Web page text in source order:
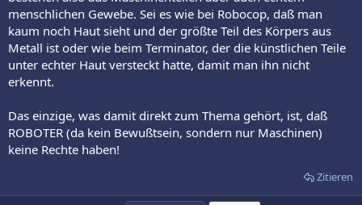
menschlichen Gewebe. Sei es wie bei Robocop, daß man
kaum noch Haut sieht und der größte Teil des Körpers aus
Metall ist oder wie beim Terminator, der die künstlichen Teile
unter echter Haut versteckt hatte, damit man ihn nicht
erkennt.
Das einzige, was damit direkt zum Thema gehört, ist, daß
ROBOTER (da kein Bewußtsein, sondern nur Maschinen)
keine Rechte haben!
Zitieren